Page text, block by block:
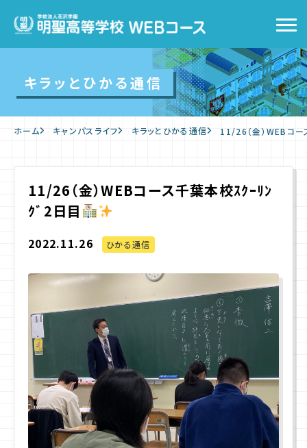
入学をお考えの方へ
よくあるご質問
プライバシーポリシー
サイトマップ
お問合せ
キラッとひかる通信
ホーム キャンパスライフ キラッとひかる通信 11/26（金）WEBコ
11/26（金）WEBコース千葉本校ｽｸｰﾘﾝ
ｸﾞ2日目
2022.11.26 ひかる通信